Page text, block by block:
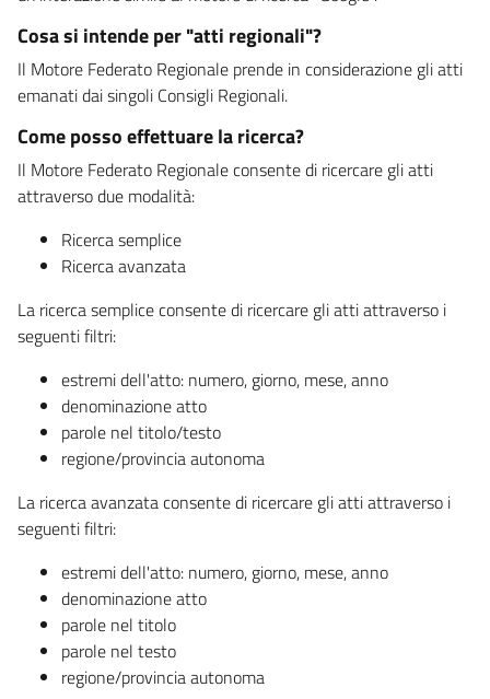
Cosa si intende per "atti regionali"?
Il Motore Federato Regionale prende in considerazione gli atti
emanati dai singoli Consigli Regionali.
Come posso effettuare la ricerca?
Il Motore Federato Regionale consente di ricercare gli atti
attraverso due modalità:
Ricerca semplice
Ricerca avanzata
La ricerca semplice consente di ricercare gli atti attraverso i
seguenti filtri:
estremi dell'atto: numero, giorno, mese, anno
denominazione atto
parole nel titolo/testo
regione/provincia autonoma
La ricerca avanzata consente di ricercare gli atti attraverso i
seguenti filtri:
estremi dell'atto: numero, giorno, mese, anno
denominazione atto
parole nel titolo
parole nel testo
regione/provincia autonoma